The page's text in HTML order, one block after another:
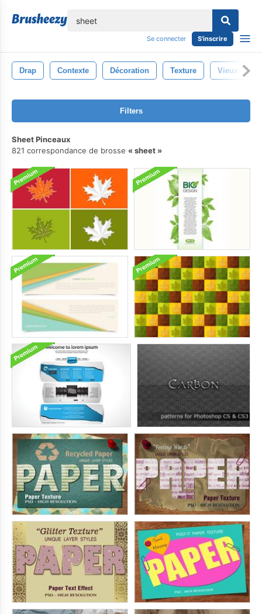
Se connecter S'inscrire
Drap Contexte Décoration Texture Vieux
Filters
Sheet Pinceaux
821 correspondance de brosse
sheet